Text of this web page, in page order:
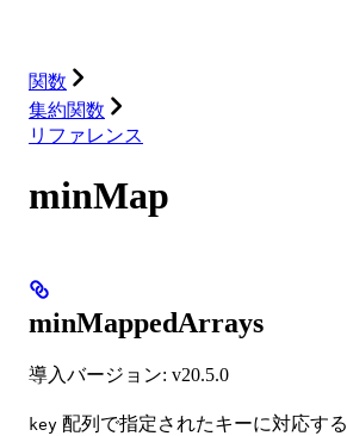
関数
集約関数
リファレンス
minMap
minMappedArrays
導入バージョン: v20.5.0
key 配列で指定されたキーに対応する